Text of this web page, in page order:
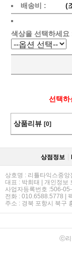
배송비 :
(
색상을 선택하세요
선택하
상품리뷰 [0]
상점정보
상호명 : 리틀타익스중앙
대표 : 박희태 | 개인정보
사업자등록번호 :506-
전화 : 010.6588.5778 |
주소 : 경북 포항시 북구
ⓒ리